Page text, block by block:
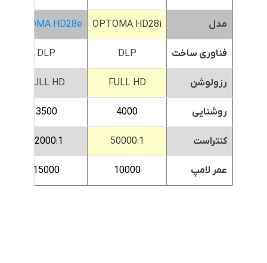
مدل OPTOMA HD28i
OPTOMA HD28e
فناوری ساخت DLP
DLP
رزولوشن FULL HD
FULL HD
روشنایی 4000
3500
کنتراست 50000:1
32000:1
عمر لامپ 10000
15000